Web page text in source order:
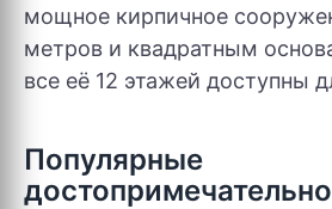
мощное кирпичное
метров и квадратным
все её 12 этажей доступны
Популярные